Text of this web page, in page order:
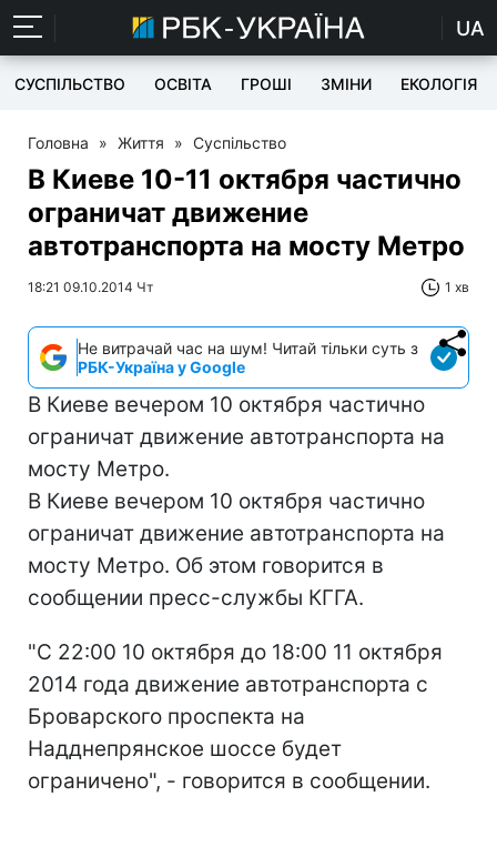
UA
СУСПІЛЬСТВО ОСВІТА ГРОШІ ЗМІНИ ЕКОЛОГІЯ
Головна » Життя » Суспільство
В Киеве 10-11 октября частично
ограничат движение
автотранспорта на мосту Метро
18:21 09.10.2014 Чт 1 хв
Не витрачай час на шум! Читай тільки суть з
РБК-Україна у Google
В Киеве вечером 10 октября частично
ограничат движение автотранспорта на
мосту Метро.
В Киеве вечером 10 октября частично
ограничат движение автотранспорта на
мосту Метро. Об этом говорится в
сообщении пресс-службы КГГА.
"С 22:00 10 октября до 18:00 11 октября
2014 года движение автотранспорта с
Броварского проспекта на
Надднепрянское шоссе будет
ограничено", - говорится в сообщении.